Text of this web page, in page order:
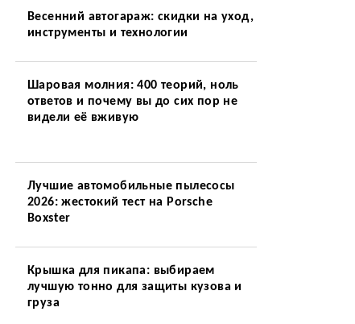
Весенний автогараж: скидки на уход,
инструменты и технологии
Шаровая молния: 400 теорий, ноль
ответов и почему вы до сих пор не
видели её вживую
Лучшие автомобильные пылесосы
2026: жестокий тест на Porsche
Boxster
Крышка для пикапа: выбираем
лучшую тонно для защиты кузова и
груза